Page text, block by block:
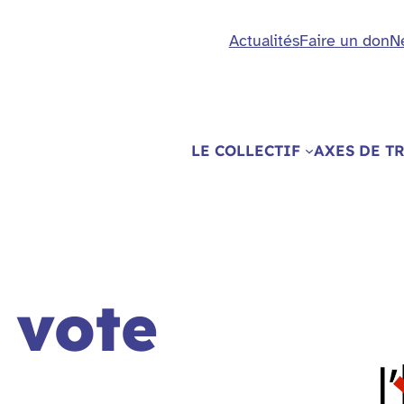
ActualitésFaire un don
LE COLLECTIF AXES DE